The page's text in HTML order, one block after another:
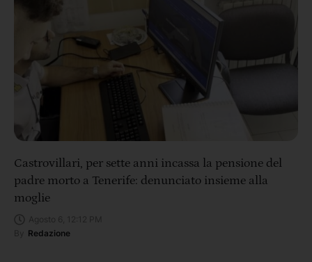
Castrovillari, per sette anni incassa la pensione del
padre morto a Tenerife: denunciato insieme alla
moglie
Redazione